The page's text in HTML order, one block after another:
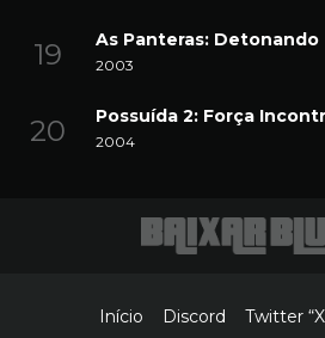
As Panteras: Detonando
2003
Possuída 2: Força
2004
Início Discord Twitter